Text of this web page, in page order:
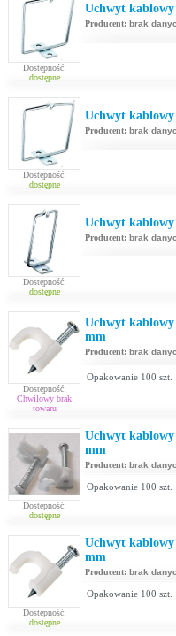
Dostępność:
dostępne
Uchwyt kablowy
Producent: brak
Dostępność:
dostępne
Uchwyt kablowy
Producent: brak
Dostępność:
dostępne
Uchwyt kablowy
Producent: brak
Dostępność:
Chwilowy brak
towaru
Uchwyt kablowy
mm
Producent: brak
Opakowanie 100 szt.
Dostępność:
dostępne
Uchwyt kablowy
mm
Producent: brak
Opakowanie 100 szt.
Dostępność:
dostępne
Uchwyt kablowy
mm
Producent: brak
Opakowanie 100 szt.